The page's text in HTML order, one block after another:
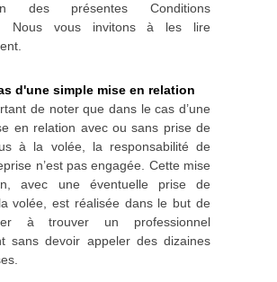
des présentes Conditions
Nous vous invitons à les lire
d'une simple mise en relation
de noter que dans le cas d’une
en relation avec ou sans prise de
à la volée, la responsabilité de
n’est pas engagée. Cette mise
avec une éventuelle prise de
volée, est réalisée dans le but de
à trouver un professionnel
sans devoir appeler des dizaines